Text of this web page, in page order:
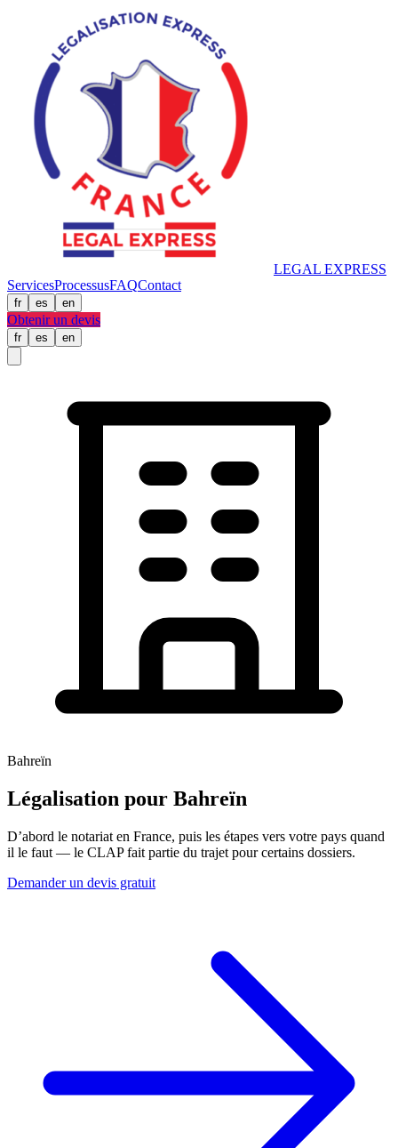
LEGAL EXPRESS
ServicesProcessusFAQContact
fr es en
Obtenir un devis
fr es en
Bahreïn
Légalisation pour Bahreïn
D’abord le notariat en France, puis les étapes vers votre pays quand
il le faut — le CLAP fait partie du trajet pour certains dossiers.
Demander un devis gratuit